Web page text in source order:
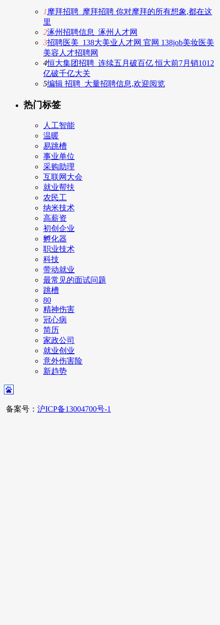
1 摩拜招聘_摩拜招聘 你对摩拜的所有想象,都在这
里
2涿州招聘信息_涿州人才网
3招聘医美_138大美业人才网 官网 138job美妆医美
美容人才招聘网
4恒大集团招聘_连续五月破百亿 恒大前7月销1012
亿破千亿大关
5编辑 招聘_大量招聘信息,欢迎阅览
热门标签
人工智能
温暖
易跳槽
事业单位
采购助理
互联网大会
就业帮扶
农民工
纳米技术
高薪资
初创企业
孵化器
职业技术
科技
带动就业
最常见的面试问题
跳槽
80
精神伤害
冠心病
简历
家政公司
就业创业
意外伤害险
新趋势
备案号： 沪ICP备13004700号-1